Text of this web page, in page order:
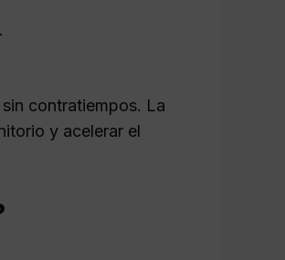
contratiempos. La
y acelerar el